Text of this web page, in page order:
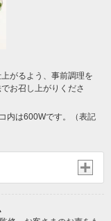
がるよう、事前調理を
お召し上がりくださ
内は600Wです。（表記